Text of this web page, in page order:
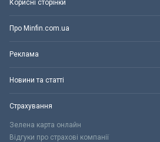
Корисні сторінки
Про Minfin.com.ua
Реклама
Новини та статті
Страхування
Зелена карта онлайн
Відгуки про страхові компанії